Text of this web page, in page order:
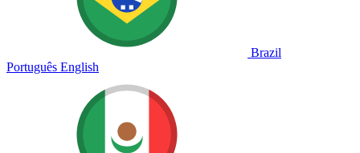
Brazil
Português English